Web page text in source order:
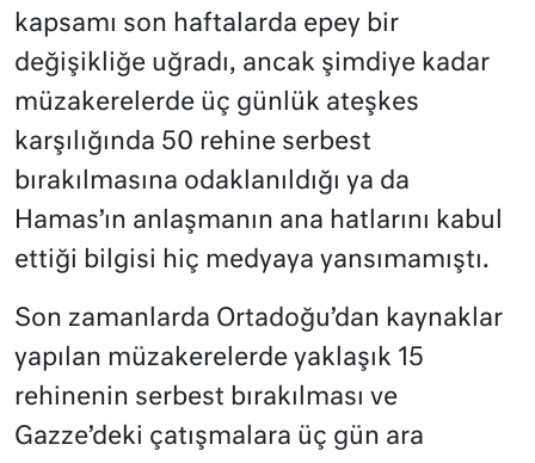
kapsamı son haftalarda epey bir
değişikliğe uğradı, ancak şimdiye kadar
müzakerelerde üç günlük ateşkes
karşılığında 50 rehine serbest
bırakılmasına odaklanıldığı ya da
Hamas’ın anlaşmanın ana hatlarını kabul
ettiği bilgisi hiç medyaya yansımamıştı.
Son zamanlarda Ortadoğu’dan kaynaklar
yapılan müzakerelerde yaklaşık 15
rehinenin serbest bırakılması ve
Gazze’deki çatışmalara üç gün ara